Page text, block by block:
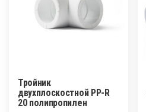
Тройник
двухплоскостной PP-R
20 полипропилен